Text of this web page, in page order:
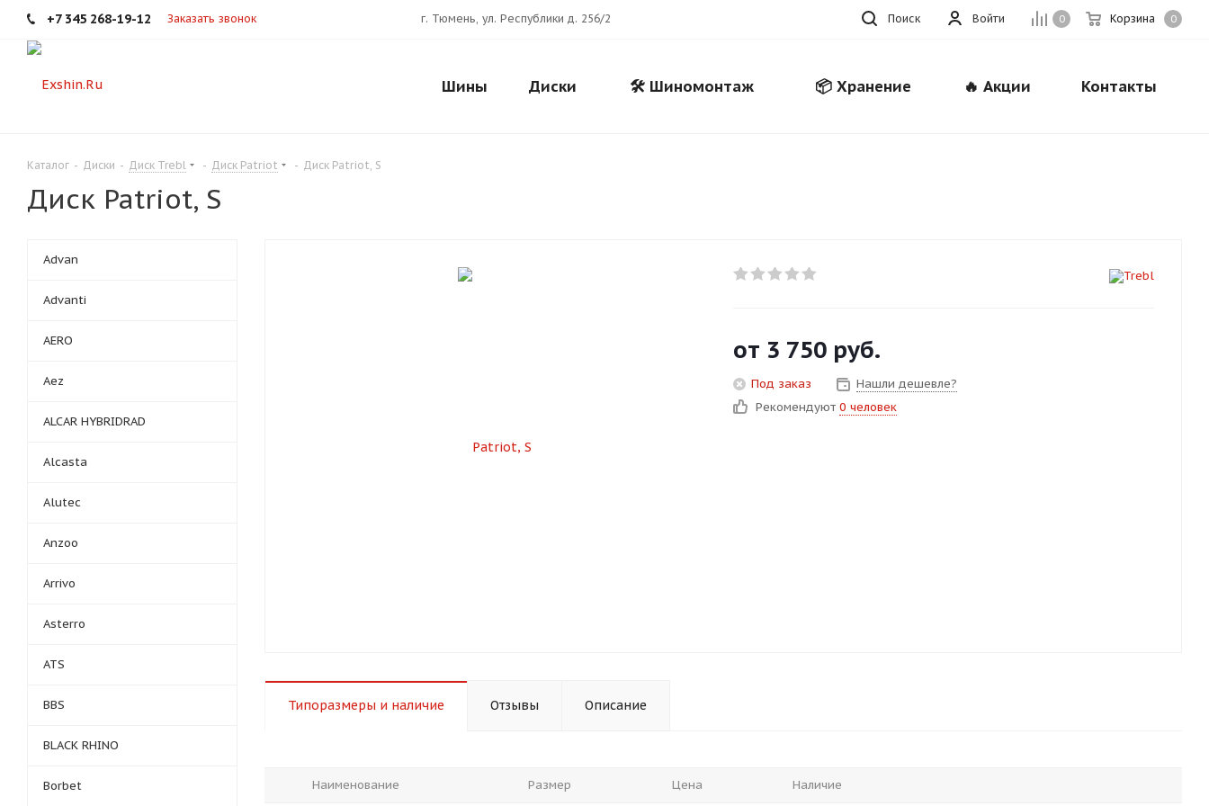
+7 345 268-19-12 Заказать звонок 0 Корзина 0
Войти
г. Тюмень, ул. Республики д. 256/2 Поиск
Шины Диски 🛠️ Шиномонтаж 📦 Хранение 🔥 Акции Контакты
Каталог - Диски - Диск Trebl - Диск Patriot - Диск Patriot, S
Диск Patriot, S
от 3 750 руб.
Под заказ
Нашли дешевле?
Рекомендуют 0 человек
Типоразмеры и наличие Отзывы Описание
Наименование Размер Цена Наличие
Advan
Advanti
AERO
Aez
ALCAR HYBRIDRAD
Alcasta
Alutec
Anzoo
Arrivo
Asterro
ATS
BBS
BLACK RHINO
Borbet
Для клиентов всех банков
% картой любого банка